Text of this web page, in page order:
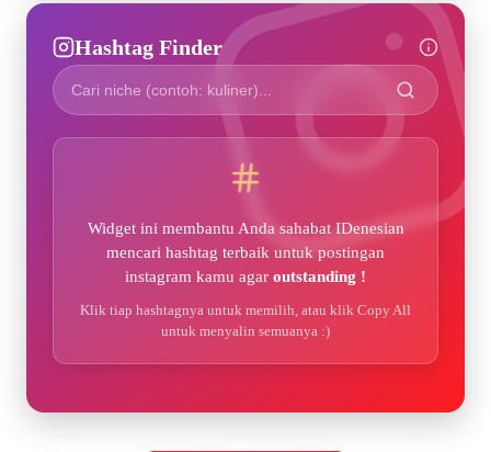
Hashtag Finder
Widget ini membantu Anda sahabat IDenesian
mencari hashtag terbaik untuk postingan
instagram kamu agar outstanding !
Klik tiap hashtagnya untuk memilih, atau klik Copy All
untuk menyalin semuanya :)